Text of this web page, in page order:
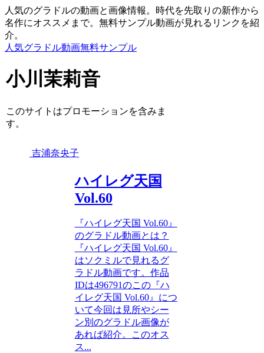
人気のグラドルの動画と画像情報。時代を先取りの新作から
名作にオススメまで。無料サンプル動画が見れるリンクを紹
介。
人気グラドル動画無料サンプル
小川茉莉音
このサイトはプロモーションを含みま
す。
吉浦奈央子
ハイレグ天国
Vol.60
『ハイレグ天国 Vol.60』
のグラドル動画とは？
『ハイレグ天国 Vol.60』
はソクミルで見れるグ
ラドル動画です。作品
IDは496791のこの『ハ
イレグ天国 Vol.60』につ
いて今回は見所やシー
ン別のグラドル画像が
あれば紹介。このオス
ス...